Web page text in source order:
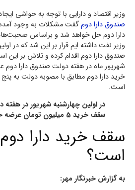
وزیر اقتصاد و دارایی با توجه به حواشی
صندوق دارا دومگفت مشکلات به وجود
دارا دوم حل خواهد شد و براساس صحبت‌هایی
وزیر نفت داشته ایم قرار بر این شد که
صندوق دارا دوم اقدام کرده و تلاش بر این
شهریور ماه در هفته دولت صندوق دارا
خرید دارا دوم مطابق با مصوبه دولت به پنج
است.
در اولین چهارشنبه شهریور در هفته
سقف خرید 5 میلیون تومان عرضه خواهد شد
سقف خرید دارا
است؟
به گزارش خبرنگار مهر: